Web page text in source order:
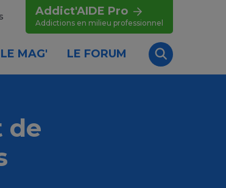
Addict'AIDE Pro
Addictions en milieu professionnel
LE MAG' LE FORUM
Recherche
de